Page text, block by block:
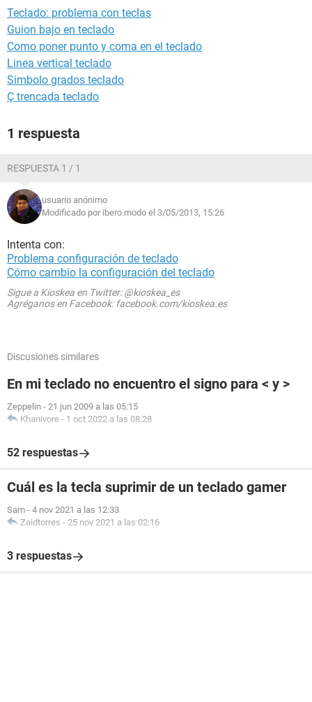
Teclado: problema con teclas
Guion bajo en teclado
Como poner punto y coma en el teclado
Linea vertical teclado
Simbolo grados teclado
Ç trencada teclado
1 respuesta
RESPUESTA 1 / 1
usuario anónimo
Modificado por ibero.modo el 3/05/2013, 15:26
Intenta con:
Problema configuración de teclado
Cómo cambio la configuración del teclado
Sigue a Kioskea en Twitter: @kioskea_es
Agréganos en Facebook: facebook.com/kioskea.es
Discusiones similares
En mi teclado no encuentro el signo para < y >
Zeppelin - 21 jun 2009 a las 05:15
Khanivore - 1 oct 2022 a las 08:28
52 respuestas
Cuál es la tecla suprimir de un teclado gamer
Sam - 4 nov 2021 a las 12:33
Zaidtorres - 25 nov 2021 a las 02:16
3 respuestas